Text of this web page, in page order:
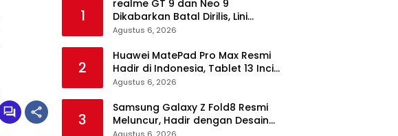
1
realme GT 9 dan Neo 9
Dikabarkan Batal Dirilis, Lini
Flagship realme Terancam
Agustus 6, 2026
2
Huawei MatePad Pro Max Resmi
Hadir di Indonesia, Tablet 13 Inci
Tertipis dan Teringan
Agustus 6, 2026
3
Samsung Galaxy Z Fold8 Resmi
Meluncur, Hadir dengan Desain
Lebih Pendek dan Lebar